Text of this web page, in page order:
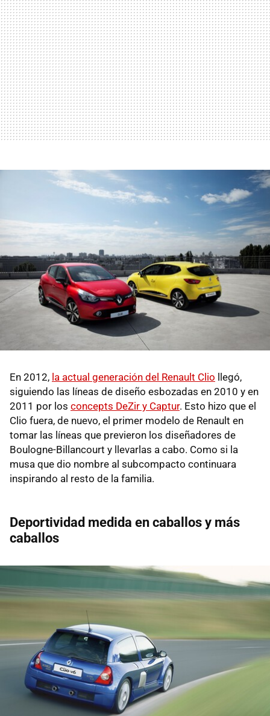
En 2012, la actual generación del Renault Clio llegó,
siguiendo las líneas de diseño esbozadas en 2010 y en
2011 por los concepts DeZir y Captur. Esto hizo que el
Clio fuera, de nuevo, el primer modelo de Renault en
tomar las líneas que previeron los diseñadores de
Boulogne-Billancourt y llevarlas a cabo. Como si la
musa que dio nombre al subcompacto continuara
inspirando al resto de la familia.
Deportividad medida en caballos y más
caballos